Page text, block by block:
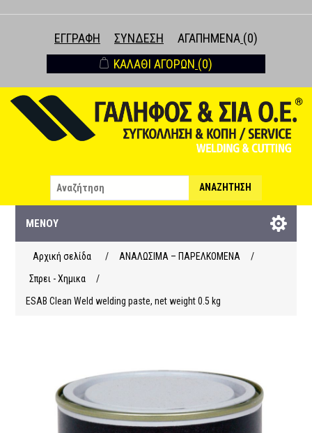
ΕΓΓΡΑΦΉ ΣΎΝΔΕΣΗ ΑΓΑΠΗΜΈΝΑ (0)
ΚΑΛΆΘΙ ΑΓΟΡΏΝ (0)
ΑΝΑΖΉΤΗΣΗ
ΜΕΝΟΎ
Αρχική σελίδα / ΑΝΑΛΩΣΙΜΑ – ΠΑΡΕΛΚΟΜΕΝΑ
/
Σπρει - Χημικα
/
ESAB Clean Weld welding paste, net weight 0.5 kg